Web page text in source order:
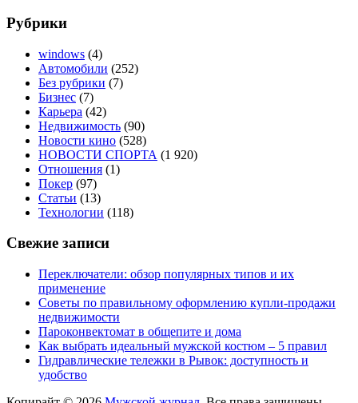
Рубрики
windows (4)
Автомобили (252)
Без рубрики (7)
Бизнес (7)
Карьера (42)
Недвижимость (90)
Новости кино (528)
НОВОСТИ СПОРТА (1 920)
Отношения (1)
Покер (97)
Статьи (13)
Технологии (118)
Свежие записи
Переключатели: обзор популярных типов и их
применение
Советы по правильному оформлению купли-продажи
недвижимости
Пароконвектомат в общепите и дома
Как выбрать идеальный мужской костюм – 5 правил
Гидравлические тележки в Рывок: доступность и
удобство